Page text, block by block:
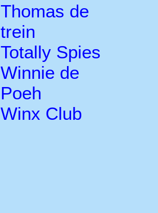
Thomas de
trein
Totally Spies
Winnie de
Poeh
Winx Club